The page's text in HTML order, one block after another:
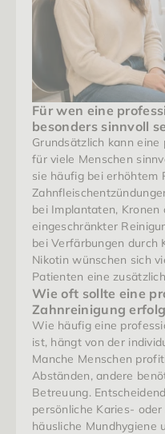
Für wen eine
besonders sinnvoll
Grundsätzlich kann
für viele Menschen
sie häufig bei erhöhtem
bei Implantaten,
eingeschränkter
bei Verfärbungen durch
Nikotin wünschen sich
Patienten eine
Wie oft sollte eine
Zahnreinigung
Wie häufig eine
ist, hängt von der
Manche Menschen
Abständen, andere
Betreuung.
persönliche Karies-
häusliche Mundhygiene